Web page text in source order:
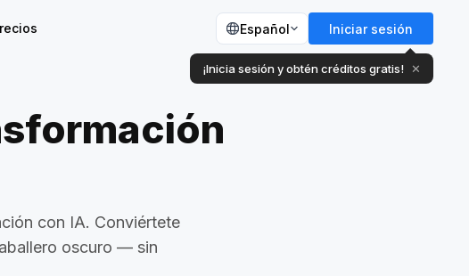
Español Iniciar sesión
¡Inicia sesión y obtén créditos gratis! ✕
con IA. Conviértete
oscuro — sin